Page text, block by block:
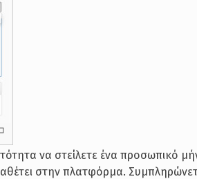
να στείλετε ένα προσωπικό
στην πλατφόρμα.